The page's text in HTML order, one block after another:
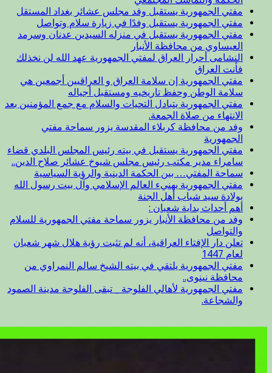
مفتي الجمهورية يستقبل وفد مجلس عشائر بغداد المستقل
مفتي الجمهورية يستقبل وفدًا في زيارة سلام وتواصل
مفتي الجمهورية يستقبل في منزله السيدين عدنان وسرمد
العيساوي من محافظة الأنبار
النشامى أحرار العراق لمفتي الجمهورية عهد الله لن نخذلك
فأنت العراق
مفتي الجمهورية إن سلامة العراق و العراقيين أجمعين هي
سلامة الوطن وحفظ تاريخيه ومستقبل أجياله
مفتي الجمهورية يتبادل التحيات والسلام مع جمع المؤمنين بعد
الانتهاء من صلاة الجمعة.
وفد من محافظة كربلاء المقدسة يزور سماحة مفتي
الجمهورية
مفتي الجمهورية يستقبل في بيته رئيس المجلس البلدي قضاء
سامراء مدير مكتب رئيس مجلس شيوخ عشائر صلاح الدين..
سماحة المفتي… بين الحكمة الدينية والرؤية السياسية
مفتي الجمهورية يهنيء العالم الإسلامي وآل بيت رسول الله
بولادة سيد شباب أهل الجنة
أهم أحداث بداية شعبان :
وفد من محافظة الأنبار يزور سماحة مفتي الجمهورية للسلام
والتواصل
تعلن دار الإفتاء العراقية، أنه لم تثبت رؤية هلال شهر شعبان
لعام 1447
مفتي الجمهورية يلتقي في بيته الشيخ سالم النمراوي من
محافظة نينوى..
مفتي الجمهورية لأهالي الفلوجة _ تبقى الفلوجة مدينة الصمود
والشجاعة.